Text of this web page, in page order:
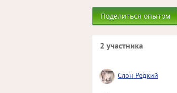
Поделиться опытом
2 участника
Слон Редкий